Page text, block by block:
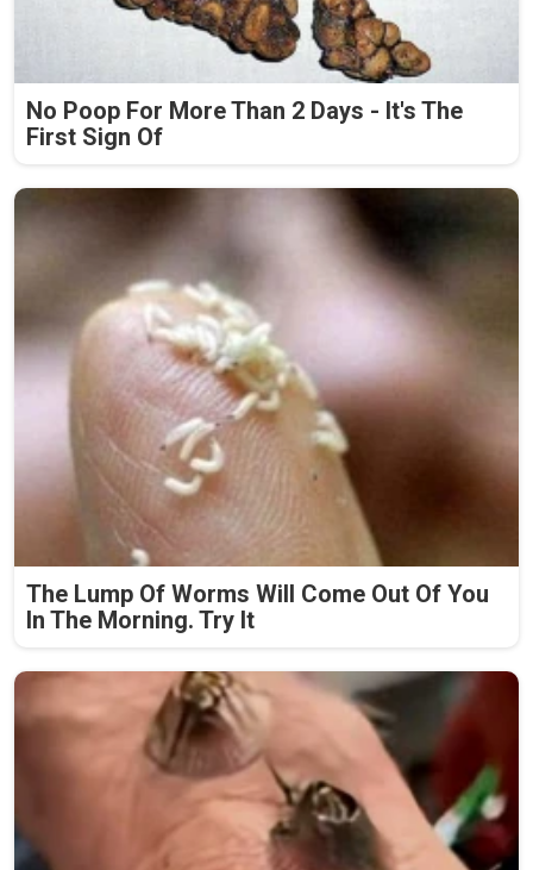
No Poop For More Than 2 Days - It's The
First Sign Of
The Lump Of Worms Will Come Out Of You
In The Morning. Try It